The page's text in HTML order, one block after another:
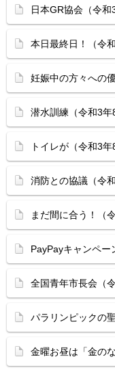
日本GR協会（令和
本日最終日！（令
妊娠中の方々への
潜水訓練（令和3年
トイレが（令和3年
消防との協議（令
まだ間に合う！（
PayPayキャンペー
全国青年市長会（
パラリンピックの
金曜お昼は「金の